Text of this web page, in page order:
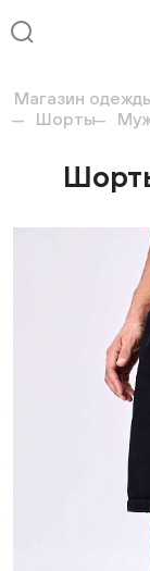
Магазин
Шорты